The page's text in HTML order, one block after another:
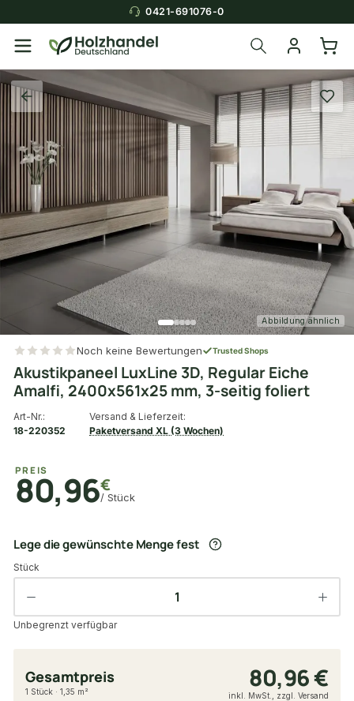
0421-691076-0
Abbildung ähnlich
Noch keine Bewertungen Trusted Shops
Akustikpaneel LuxLine 3D, Regular Eiche
Amalfi, 2400x561x25 mm, 3-seitig foliert
Art-Nr.:
18-220352
Versand & Lieferzeit:
Paketversand XL (3 Wochen)
PREIS
80,96€
/ Stück
Lege die gewünschte Menge fest
Stück
Unbegrenzt verfügbar
Gesamtpreis 80,96 €
1 Stück · 1,35 m² inkl. MwSt., zzgl. Versand